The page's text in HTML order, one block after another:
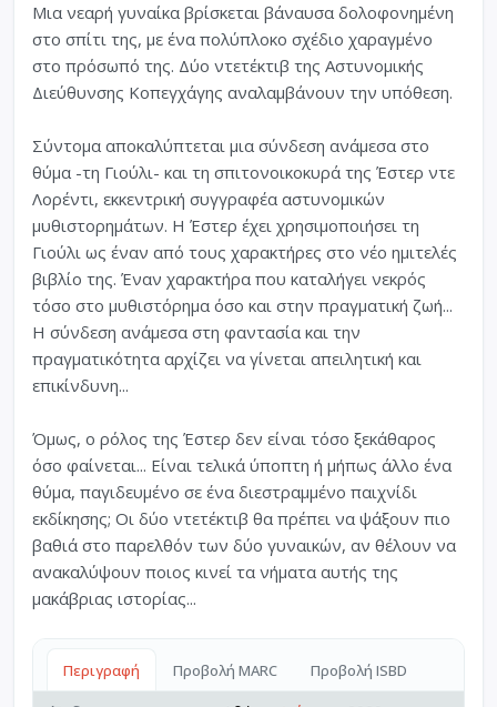
Μια νεαρή γυναίκα βρίσκεται βάναυσα δολοφονημένη
στο σπίτι της, με ένα πολύπλοκο σχέδιο χαραγμένο
στο πρόσωπό της. Δύο ντετέκτιβ της Αστυνομικής
Διεύθυνσης Κοπεγχάγης αναλαμβάνουν την υπόθεση.
Σύντομα αποκαλύπτεται μια σύνδεση ανάμεσα στο
θύμα -τη Γιούλι- και τη σπιτονοικοκυρά της Έστερ ντε
Λορέντι, εκκεντρική συγγραφέα αστυνομικών
μυθιστορημάτων. Η Έστερ έχει χρησιμοποιήσει τη
Γιούλι ως έναν από τους χαρακτήρες στο νέο ημιτελές
βιβλίο της. Έναν χαρακτήρα που καταλήγει νεκρός
τόσο στο μυθιστόρημα όσο και στην πραγματική ζωή...
Η σύνδεση ανάμεσα στη φαντασία και την
πραγματικότητα αρχίζει να γίνεται απειλητική και
επικίνδυνη...
Όμως, ο ρόλος της Έστερ δεν είναι τόσο ξεκάθαρος
όσο φαίνεται... Είναι τελικά ύποπτη ή μήπως άλλο ένα
θύμα, παγιδευμένο σε ένα διεστραμμένο παιχνίδι
εκδίκησης; Οι δύο ντετέκτιβ θα πρέπει να ψάξουν πιο
βαθιά στο παρελθόν των δύο γυναικών, αν θέλουν να
ανακαλύψουν ποιος κινεί τα νήματα αυτής της
μακάβριας ιστορίας...
Περιγραφή Προβολή MARC Προβολή ISBD